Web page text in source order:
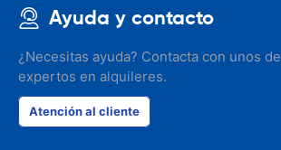
Ayuda y contacto
¿Necesitas ayuda? Contacta con unos
expertos en alquileres.
Atención al cliente